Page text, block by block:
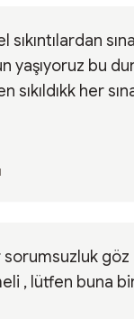
sıkıntılardan
yaşıyoruz bu
sıkıldıkk her
sorumsuzluk göz
, lütfen buna